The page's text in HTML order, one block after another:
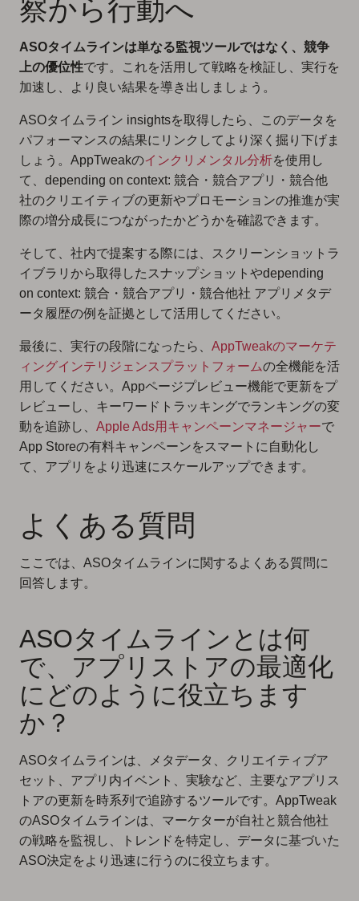
察から行動へ
ASOタイムラインは単なる監視ツールではなく、競争
上の優位性です。これを活用して戦略を検証し、実行を
加速し、より良い結果を導き出しましょう。
ASOタイムライン insightsを取得したら、このデータを
パフォーマンスの結果にリンクしてより深く掘り下げま
しょう。AppTweakのインクリメンタル分析を使用し
て、depending on context: 競合・競合アプリ・競合他
社のクリエイティブの更新やプロモーションの推進が実
際の増分成長につながったかどうかを確認できます。
そして、社内で提案する際には、スクリーンショットラ
イブラリから取得したスナップショットやdepending
on context: 競合・競合アプリ・競合他社 アプリメタデ
ータ履歴の例を証拠として活用してください。
最後に、実行の段階になったら、 AppTweakのマーケテ
ィングインテリジェンスプラットフォームの全機能を活
用してください。Appページプレビュー機能で更新をプ
レビューし、キーワードトラッキングでランキングの変
動を追跡し、 Apple Ads用キャンペーンマネージャーで
App Storeの有料キャンペーンをスマートに自動化し
て、アプリをより迅速にスケールアップできます。
よくある質問
ここでは、ASOタイムラインに関するよくある質問に
回答します。
ASOタイムラインとは何
で、アプリストアの最適化
にどのように役立ちます
か？
ASOタイムラインは、メタデータ、クリエイティブア
セット、アプリ内イベント、実験など、主要なアプリス
トアの更新を時系列で追跡するツールです。AppTweak
のASOタイムラインは、マーケターが自社と競合他社
の戦略を監視し、トレンドを特定し、データに基づいた
ASO決定をより迅速に行うのに役立ちます。